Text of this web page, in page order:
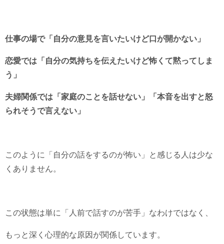
仕事の場で「自分の意見を言いたいけど口が開かない」
恋愛では「自分の気持ちを伝えたいけど怖くて黙ってしま
う」
夫婦関係では「家庭のことを話せない」「本音を出すと怒
られそうで言えない」
このように「自分の話をするのが怖い」と感じる人は少な
くありません。
この状態は単に「人前で話すのが苦手」なわけではなく、
もっと深く心理的な原因が関係しています。